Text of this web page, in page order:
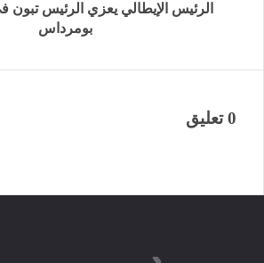
الرئيس الإيطالي يعزي الرئيس
بومرداس
0 تعليق